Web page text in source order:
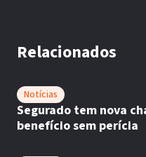
Relacionados
Notícias
Segurado tem nova
benefício sem perícia